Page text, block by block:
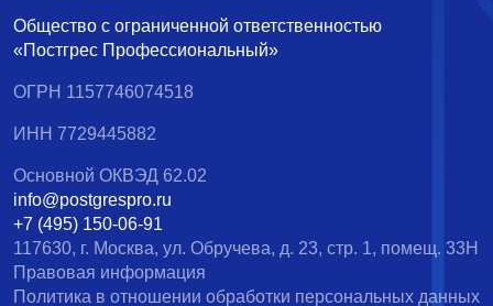
Общество с ограниченной ответственностью
«Постгрес Профессиональный»
ОГРН 1157746074518
ИНН 7729445882
Основной ОКВЭД 62.02
info@postgrespro.ru
+7 (495) 150-06-91
117630, г. Москва, ул. Обручева, д. 23, стр. 1, помещ. 33Н
Правовая информация
Политика в отношении обработки персональных данных